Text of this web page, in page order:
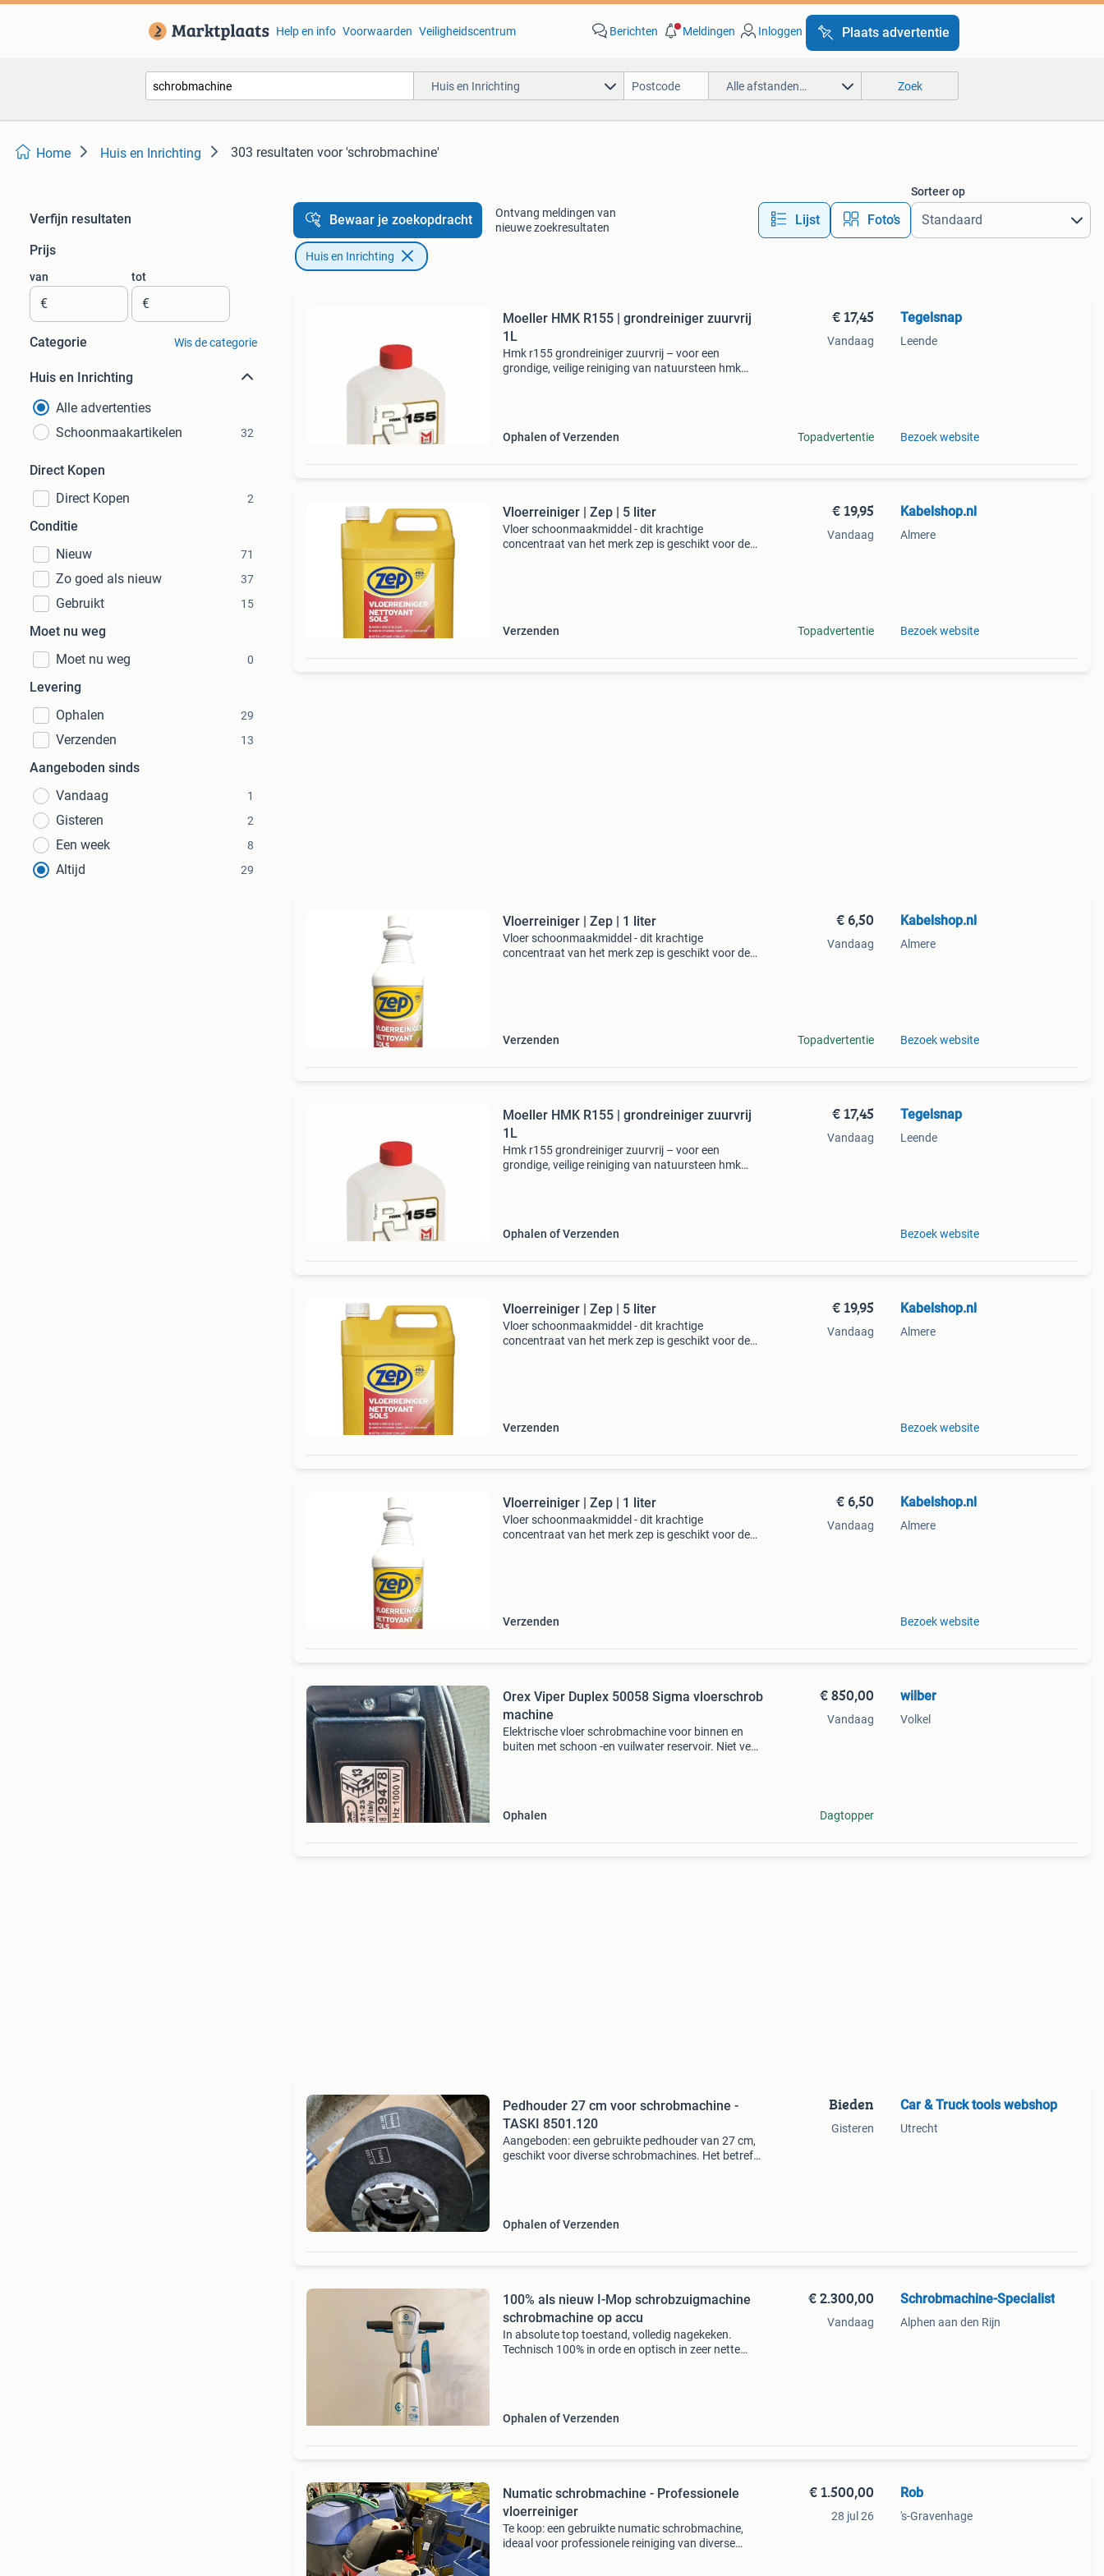
Help en info Voorwaarden Veiligheidscentrum Berichten Meldingen Inloggen Plaats advertentie
Huis en Inrichting Alle afstanden… Zoek
Home Huis en Inrichting 303 resultaten voor 'schrobmachine'
Verfijn resultaten
Prijs
van
€
tot
€
Categorie Wis de categorie
Huis en Inrichting
Alle advertenties
Schoonmaakartikelen
32
Direct Kopen
Direct Kopen
2
Conditie
Nieuw
71
Zo goed als nieuw 37
Gebruikt 15
Moet nu weg
Moet nu weg
0
Levering
Ophalen
29
Verzenden 13
Aangeboden sinds
Vandaag
1
Gisteren 2
Een week 8
Altijd 29
Bewaar je zoekopdracht
Ontvang meldingen van
nieuwe zoekresultaten
Lijst Foto’s
Sorteer op
Huis en Inrichting
Moeller HMK R155 | grondreiniger zuurvrij
1L
Hmk r155 grondreiniger zuurvrij – voor een
grondige, veilige reiniging van natuursteen hmk
Ophalen of Verzenden
€ 17,45
Vandaag
Topadvertentie
Tegelsnap
Leende
Bezoek website
Vloerreiniger | Zep | 5 liter
Vloer schoonmaakmiddel - dit krachtige
concentraat van het merk zep is geschikt voor de
Verzenden
€ 19,95
Vandaag
Topadvertentie
Kabelshop.nl
Almere
Bezoek website
Vloerreiniger | Zep | 1 liter
Vloer schoonmaakmiddel - dit krachtige
concentraat van het merk zep is geschikt voor de
Verzenden
€ 6,50
Vandaag
Topadvertentie
Kabelshop.nl
Almere
Bezoek website
Moeller HMK R155 | grondreiniger zuurvrij
1L
Hmk r155 grondreiniger zuurvrij – voor een
grondige, veilige reiniging van natuursteen hmk
Ophalen of Verzenden
€ 17,45
Vandaag
Tegelsnap
Leende
Bezoek website
Vloerreiniger | Zep | 5 liter
Vloer schoonmaakmiddel - dit krachtige
concentraat van het merk zep is geschikt voor de
Verzenden
€ 19,95
Vandaag
Kabelshop.nl
Almere
Bezoek website
Vloerreiniger | Zep | 1 liter
Vloer schoonmaakmiddel - dit krachtige
concentraat van het merk zep is geschikt voor de
Verzenden
€ 6,50
Vandaag
Kabelshop.nl
Almere
Bezoek website
Orex Viper Duplex 50058 Sigma vloerschrob
machine
Elektrische vloer schrobmachine voor binnen en
buiten met schoon -en vuilwater reservoir. Niet veel
Ophalen
€ 850,00
Vandaag
Dagtopper
wilber
Volkel
Pedhouder 27 cm voor schrobmachine -
TASKI 8501.120
Aangeboden: een gebruikte pedhouder van 27 cm,
geschikt voor diverse schrobmachines. Het betreft
Ophalen of Verzenden
Bieden
Gisteren
Car & Truck tools webshop
Utrecht
100% als nieuw I-Mop schrobzuigmachine
schrobmachine op accu
In absolute top toestand, volledig nagekeken.
Technisch 100% in orde en optisch in zeer nette
Ophalen of Verzenden
€ 2.300,00
Vandaag
Schrobmachine-Specialist
Alphen aan den Rijn
Numatic schrobmachine - Professionele
vloerreiniger
Te koop: een gebruikte numatic schrobmachine,
ideaal voor professionele reiniging van diverse
€ 1.500,00
28 jul 26
Rob
's-Gravenhage